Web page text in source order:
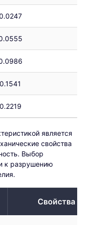
0.1541
0.2219
является
свойства
Выбор
к разрушению
Свойства